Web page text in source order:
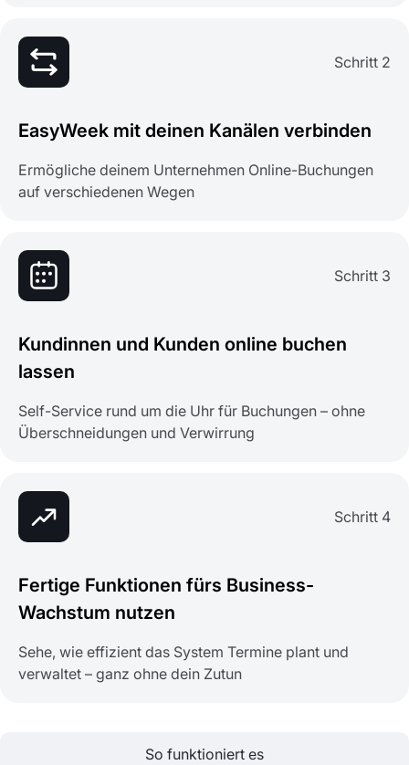
Schritt 2
EasyWeek mit deinen Kanälen verbinden
Ermögliche deinem Unternehmen Online-Buchungen
auf verschiedenen Wegen
Schritt 3
Kundinnen und Kunden online buchen
lassen
Self-Service rund um die Uhr für Buchungen – ohne
Überschneidungen und Verwirrung
Schritt 4
Fertige Funktionen fürs Business-
Wachstum nutzen
Sehe, wie effizient das System Termine plant und
verwaltet – ganz ohne dein Zutun
So funktioniert es